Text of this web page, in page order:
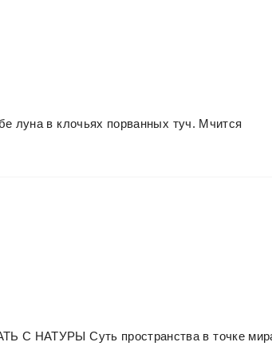
луна в клочьях порванных туч. Мчится
С НАТУРЫ Суть пространства в точке